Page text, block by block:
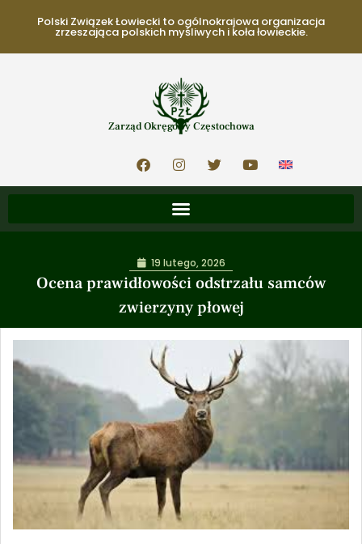
Polski Związek Łowiecki to ogólnokrajowa organizacja
zrzeszająca polskich myśliwych i koła łowieckie.
Zarząd Okręgowy Częstochowa
Ocena prawidłowości odstrzału samców
zwierzyny płowej
19 lutego, 2026